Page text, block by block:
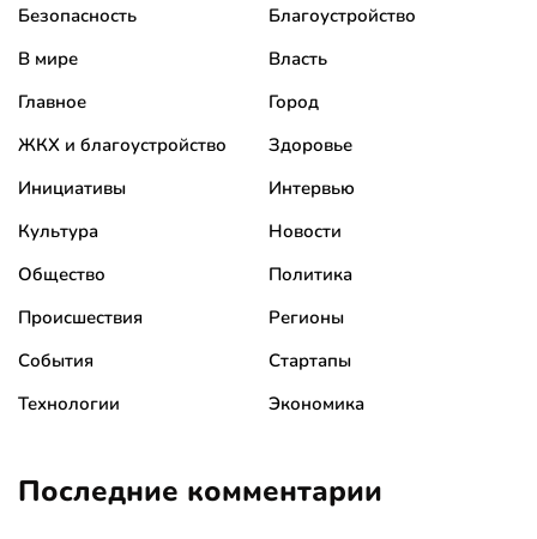
Безопасность
Благоустройство
В мире
Власть
Главное
Город
ЖКХ и благоустройство
Здоровье
Инициативы
Интервью
Культура
Новости
Общество
Политика
Происшествия
Регионы
События
Стартапы
Технологии
Экономика
Последние комментарии